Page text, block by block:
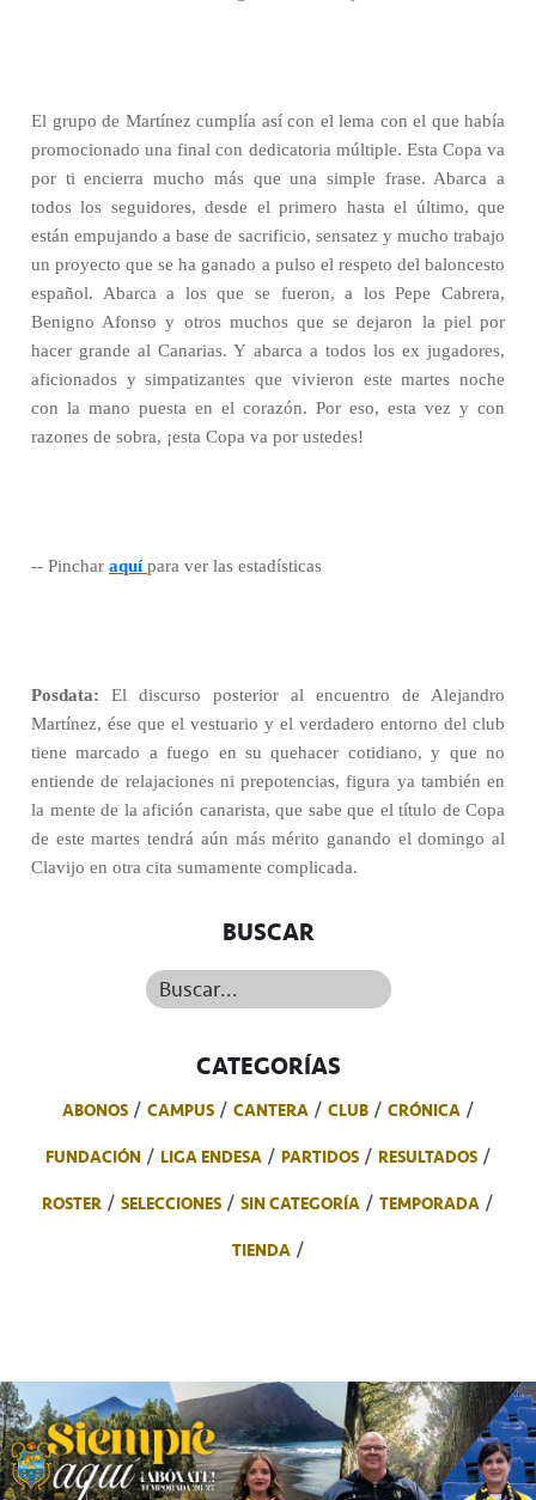
El grupo de Martínez cumplía así con el lema con el que había
promocionado una final con dedicatoria múltiple. Esta Copa va
por ti encierra mucho más que una simple frase. Abarca a
todos los seguidores, desde el primero hasta el último, que
están empujando a base de sacrificio, sensatez y mucho trabajo
un proyecto que se ha ganado a pulso el respeto del baloncesto
español. Abarca a los que se fueron, a los Pepe Cabrera,
Benigno Afonso y otros muchos que se dejaron la piel por
hacer grande al Canarias. Y abarca a todos los ex jugadores,
aficionados y simpatizantes que vivieron este martes noche
con la mano puesta en el corazón. Por eso, esta vez y con
razones de sobra, ¡esta Copa va por ustedes!
-- Pinchar aquípara ver las estadísticas
Posdata: El discurso posterior al encuentro de Alejandro
Martínez, ése que el vestuario y el verdadero entorno del club
tiene marcado a fuego en su quehacer cotidiano, y que no
entiende de relajaciones ni prepotencias, figura ya también en
la mente de la afición canarista, que sabe que el título de Copa
de este martes tendrá aún más mérito ganando el domingo al
Clavijo en otra cita sumamente complicada.
BUSCAR
Buscar...
CATEGORÍAS
ABONOS CAMPUS CANTERA CLUB
CRÓNICA
FUNDACIÓN
LIGA ENDESA PARTIDOS
RESULTADOS
ROSTER
SELECCIONES SIN CATEGORÍA
TEMPORADA
TIENDA